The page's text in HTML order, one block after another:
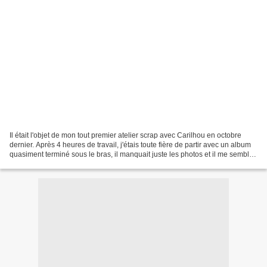
Il était l'objet de mon tout premier atelier scrap avec Carilhou en octobre
dernier. Après 4 heures de travail, j'étais toute fière de partir avec un album
quasiment terminé sous le bras, il manquait juste les photos et il me semblait